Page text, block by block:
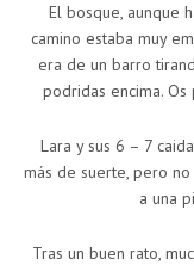
El bosque, aunque
camino estaba muy
era de un barro
podridas encima.
Lara y sus 6 – 7
más de suerte, pero
a una
Tras un buen rato,